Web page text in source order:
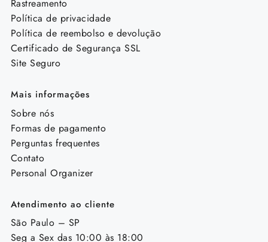
Rastreamento
Política de privacidade
Política de reembolso e devolução
Certificado de Segurança SSL
Site Seguro
Mais informações
Sobre nós
Formas de pagamento
Perguntas frequentes
Contato
Personal Organizer
Atendimento ao cliente
São Paulo – SP
Seg a Sex das 10:00 às 18:00